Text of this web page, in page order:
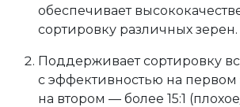
обеспечивает
сортировку различных зерен.
Поддерживает сортировку
с эффективностью на первом
на втором — более 15:1